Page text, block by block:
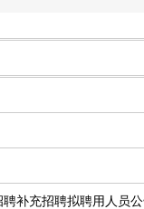
补充招聘拟聘用人员